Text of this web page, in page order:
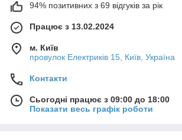
94% позитивних з 69 відгуків за рік
Працює з 13.02.2024
м. Київ
провулок Електриків 15, Київ, Україна
Контакти
Сьогодні працює з 09:00 до 18:00
Показати весь графік роботи